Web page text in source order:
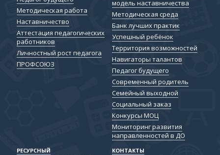
Методическая работа
Наставничество
Аттестация педагогических
работников
Личностный рост педагога
ПРОФСОЮЗ
модель наставничества
Методическая среда
Банк лучших практик
Успешный ребёнок
Территория возможностей
Навигаторы талантов
Педагог будущего
Современный родитель
Семейный выходной
Социальный заказ
Конкурсы МОЦ
Мониторинг развития
направленностей в ДО
РЕСУРСНЫЙ
КОНТАКТЫ